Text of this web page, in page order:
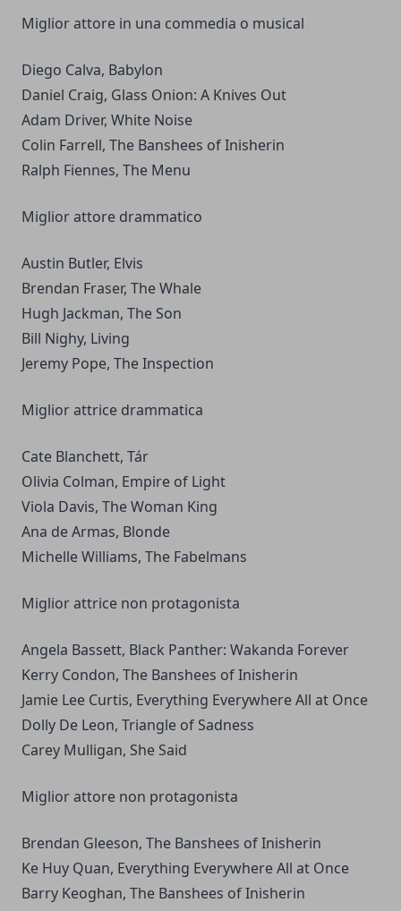
Miglior attore in una commedia o musical
Diego Calva, Babylon
Daniel Craig, Glass Onion: A Knives Out
Adam Driver, White Noise
Colin Farrell, The Banshees of Inisherin
Ralph Fiennes, The Menu
Miglior attore drammatico
Austin Butler, Elvis
Brendan Fraser, The Whale
Hugh Jackman, The Son
Bill Nighy, Living
Jeremy Pope, The Inspection
Miglior attrice drammatica
Cate Blanchett, Tár
Olivia Colman, Empire of Light
Viola Davis, The Woman King
Ana de Armas, Blonde
Michelle Williams, The Fabelmans
Miglior attrice non protagonista
Angela Bassett, Black Panther: Wakanda Forever
Kerry Condon, The Banshees of Inisherin
Jamie Lee Curtis, Everything Everywhere All at Once
Dolly De Leon, Triangle of Sadness
Carey Mulligan, She Said
Miglior attore non protagonista
Brendan Gleeson, The Banshees of Inisherin
Ke Huy Quan, Everything Everywhere All at Once
Barry Keoghan, The Banshees of Inisherin